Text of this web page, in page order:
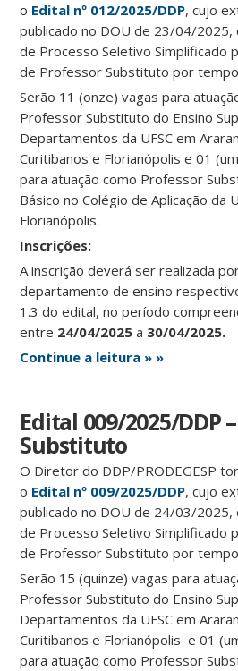
o Edital nº 012/2025/DDP, cujo
publicado no DOU de 23/04/2025,
de Processo Seletivo Simplificado
de Professor Substituto por
Serão 11 (onze) vagas para
Professor Substituto do Ensino
Departamentos da UFSC em
Curitibanos e Florianópolis e 01
para atuação como Professor
Básico no Colégio de Aplicação da
Florianópolis.
Inscrições:
A inscrição deverá ser realizada
departamento de ensino
1.3 do edital, no período
entre 24/04/2025 a 30/04/2025.
Continue a leitura » »
Edital 009/2025/DDP
Substituto
O Diretor do DDP/PRODEGESP
o Edital nº 009/2025/DDP, cujo
publicado no DOU de 24/03/2025,
de Processo Seletivo Simplificado
de Professor Substituto por
Serão 15 (quinze) vagas para
Professor Substituto do Ensino
Departamentos da UFSC em
Curitibanos e Florianópolis e 01
para atuação como Professor